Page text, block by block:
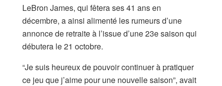
LeBron James, qui fêtera ses 41 ans en
décembre, a ainsi alimenté les rumeurs d’une
annonce de retraite à l’issue d’une 23e saison qui
débutera le 21 octobre.
“Je suis heureux de pouvoir continuer à pratiquer
ce jeu que j’aime pour une nouvelle saison”, avait